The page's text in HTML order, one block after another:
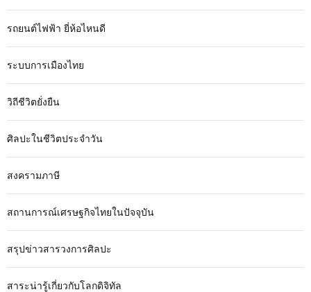
รถยนต์ไฟฟ้า ยี่ห้อไหนดี
ระบบการเมืองไทย
วิถีชีวิตยั่งยืน
ศิลปะในชีวิตประจำวัน
สงครามภาษี
สถานการณ์เศรษฐกิจไทยในปัจจุบัน
สรุปข่าวสารวงการศิลปะ
สาระน่ารู้เกี่ยวกับโลกดิจิทัล